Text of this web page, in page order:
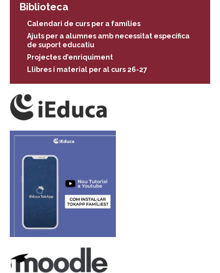
Biblioteca
Calendari de curs per a famílies
Ajuts per a alumnes amb necessitat específica
de suport educatiu
Projectes d’enriquiment
Llibres i material per al curs 26-27